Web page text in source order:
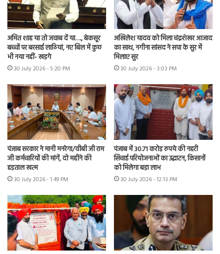
अमित शाह या तो जवाब दें या…., बेकसूर
बच्चों पर बरसाई लाठियां, नए बिल में कुछ
भी नया नहीं- खड़गे
30 July 2026 - 5:20 PM
अखिलेश यादव को मिला चंद्रशेखर आजाद
का साथ, नगीना सांसद ने सपा के सुर में
मिलाए सुर
30 July 2026 - 3:03 PM
पंजाब सरकार ने मानी मनरेगा/वीबी जी राम
जी कर्मचारियों की मांगें, दो महीने की
हड़ताल खत्म
30 July 2026 - 1:49 PM
पंजाब में 30.71 करोड़ रुपये की नहरी
सिंचाई परियोजनाओं का उद्घाटन, किसानों
को मिलेगा बड़ा लाभ
30 July 2026 - 12:13 PM